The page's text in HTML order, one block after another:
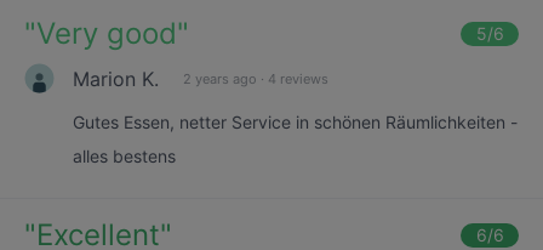
"Very good" 5/6
Marion K. 2 years ago · 4 reviews
Gutes Essen, netter Service in schönen Räumlichkeiten -
alles bestens
"Excellent" 6/6